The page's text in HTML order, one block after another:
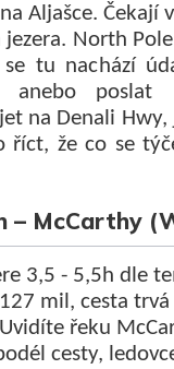
Aljašce. Čekají
jezera. North
tu nachází
anebo poslat
na Denali
říct, že co se
– McCarthy
3,5 - 5,5h dle
mil, cesta
řeku
cesty,